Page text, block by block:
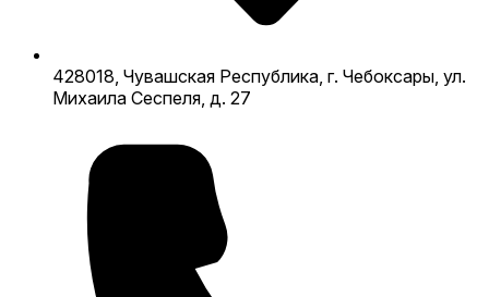
428018, Чувашская Республика, г. Чебоксары, ул.
Михаила Сеспеля, д. 27